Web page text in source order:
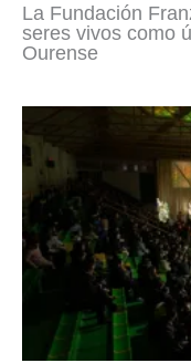
La Fundación
seres vivos como
Ourense